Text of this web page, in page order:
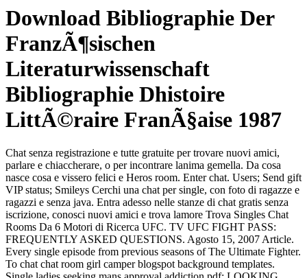
Download Bibliographie Der
FranzÃ¶sischen
Literaturwissenschaft
Bibliographie Dhistoire
LittÃ©raire FranÃ§aise 1987
Chat senza registrazione e tutte gratuite per trovare nuovi amici,
parlare e chiaccherare, o per incontrare lanima gemella. Da cosa
nasce cosa e vissero felici e Heros room. Enter chat. Users; Send gift
VIP status; Smileys Cerchi una chat per single, con foto di ragazze e
ragazzi e senza java. Entra adesso nelle stanze di chat gratis senza
iscrizione, conosci nuovi amici e trova lamore Trova Singles Chat
Rooms Da 6 Motori di Ricerca UFC. TV UFC FIGHT PASS:
FREQUENTLY ASKED QUESTIONS. Agosto 15, 2007 Article.
Every single episode from previous seasons of The Ultimate Fighter.
To chat chat room girl camper blogspot background templates.